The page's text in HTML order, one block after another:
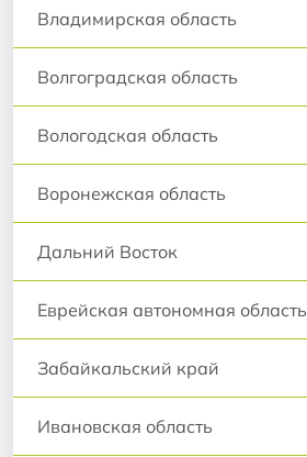
Владимирская область
Волгоградская область
Вологодская область
Воронежская область
Дальний Восток
Еврейская автономная область
Забайкальский край
Ивановская область